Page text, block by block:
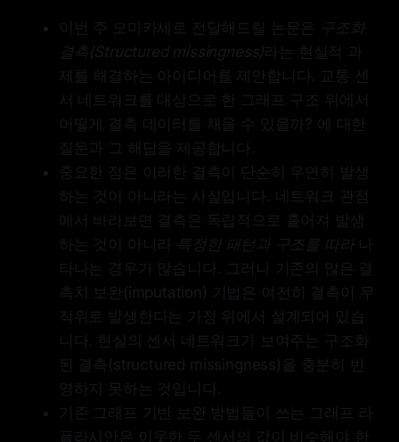
values are constrained by higher-
order relations among groups of
sensors, not merely by pairwise
graph-based methods often miss
this collective structure and can fail
when missingness becomes
Hypergraph Laplacians (MSHL), a
two-stage framework for learning
higher-order structure from
incomplete spatiotemporal
observations. The Discovery stage
builds a multi-scale hypergraph
from complementary topology and
residual-correlation evidence, with
an observation-only selector that
adapts to the supported interaction
scale. The Refinement stage adds
a small hypergraph-conditioned
residual network that is safe by
construction: it learns nonlinear
corrections where informative
Hypergraph Laplacian
Multi-Scale Learning
Residual Refinement
이번 주 오마카세로 전달해드릴 논문은
구조화
결측(Structured missingness)라는 현실적 과
제를 해결하는 아이디어를 제안합니다. 교통 센
서 네트워크를 대상으로 한 그래프 구조 위에서
어떻게 결측 데이터를 채울 수 있을까? 에 대한
질문과 그 해답을 제공합니다.
중요한 점은 이러한 결측이 단순히 우연히 발생
하는 것이 아니라는 사실입니다. 네트워크 관점
에서 바라보면 결측은 독립적으로 흩어져 발생
하는 것이 아니라 특정한 패턴과 구조를 따라나
타나는 경우가 많습니다. 그러나 기존의 많은 결
측치 보완(imputation) 기법은 여전히 결측이 무
작위로 발생한다는 가정 위에서 설계되어 있습
니다. 현실의 센서 네트워크가 보여주는 구조화
된 결측(structured missingness)을 충분히 반
영하지 못하는 것입니다.
기존 그래프 기반 보완 방법들이 쓰는 그래프 라
플라시안은 이웃한 두 센서의 값이 비슷해야 한